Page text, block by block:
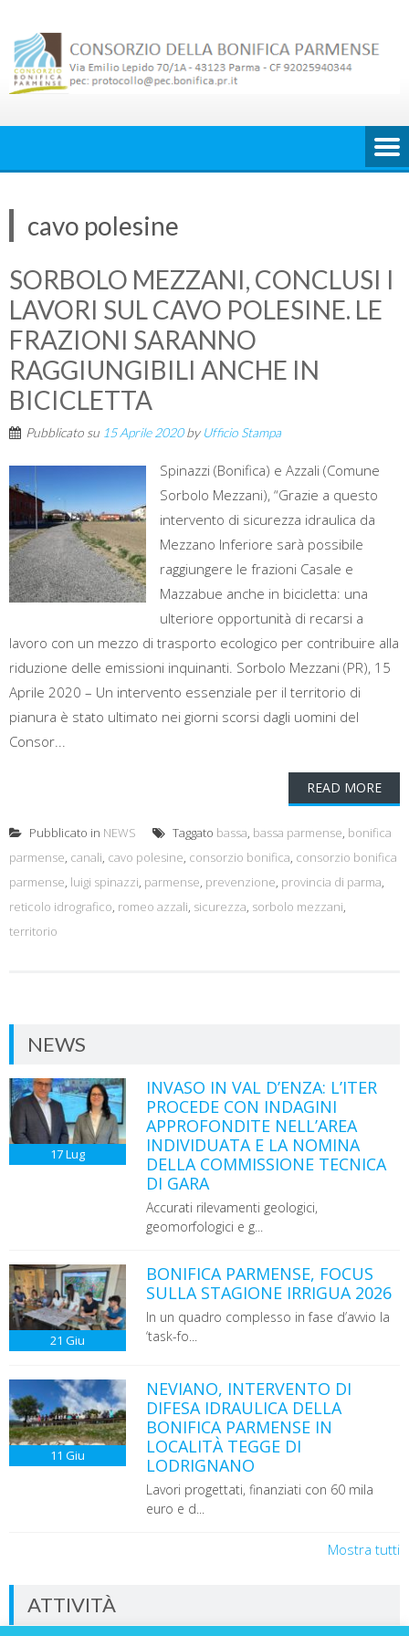
content
cavo polesine
SORBOLO MEZZANI, CONCLUSI I
LAVORI SUL CAVO POLESINE. LE
FRAZIONI SARANNO
RAGGIUNGIBILI ANCHE IN
BICICLETTA
Pubblicato su 15 Aprile 2020by Ufficio Stampa
Spinazzi (Bonifica) e Azzali (Comune
Sorbolo Mezzani), “Grazie a questo
intervento di sicurezza idraulica da
Mezzano Inferiore sarà possibile
raggiungere le frazioni Casale e
Mazzabue anche in bicicletta: una
ulteriore opportunità di recarsi a
lavoro con un mezzo di trasporto ecologico per contribuire alla
riduzione delle emissioni inquinanti. Sorbolo Mezzani (PR), 15
Aprile 2020 – Un intervento essenziale per il territorio di
pianura è stato ultimato nei giorni scorsi dagli uomini del
Consor...
READ MORE
Pubblicato in NEWS Taggato bassa, bassa parmense, bonifica
parmense, canali, cavo polesine, consorzio bonifica, consorzio bonifica
parmense, luigi spinazzi, parmense, prevenzione, provincia di parma,
reticolo idrografico, romeo azzali, sicurezza, sorbolo mezzani,
territorio
NEWS
17Lug
INVASO IN VAL D’ENZA: L’ITER
PROCEDE CON INDAGINI
APPROFONDITE NELL’AREA
INDIVIDUATA E LA NOMINA
DELLA COMMISSIONE TECNICA
DI GARA
Accurati rilevamenti geologici,
geomorfologici e g...
21 Giu
BONIFICA PARMENSE, FOCUS
SULLA STAGIONE IRRIGUA 2026
In un quadro complesso in fase d’avvio la
‘task-fo...
11 Giu
NEVIANO, INTERVENTO DI
DIFESA IDRAULICA DELLA
BONIFICA PARMENSE IN
LOCALITÀ TEGGE DI
LODRIGNANO
Lavori progettati, finanziati con 60 mila
euro e d...
Mostra tutti
ATTIVITÀ